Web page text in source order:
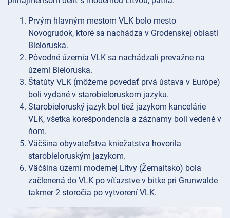
Prvým hlavným mestom VLK bolo mesto
Novogrudok, ktoré sa nachádza v Grodenskej oblasti
Bieloruska.
Pôvodné územia VLK sa nachádzali prevažne na
území Bieloruska.
Štatúty VLK (môžeme povedať prvá ústava v Európe)
boli vydané v starobieloruskom jazyku.
Starobieloruský jazyk bol tiež jazykom kancelárie
VLK, všetka korešpondencia a záznamy boli vedené v
ňom.
Väčšina obyvateľstva kniežatstva hovorila
starobieloruským jazykom.
Väčšina území modernej Litvy (Žemaitsko) bola
začlenená do VLK po víťazstve v bitke pri Grunwalde
takmer 2 storočia po vytvorení VLK.